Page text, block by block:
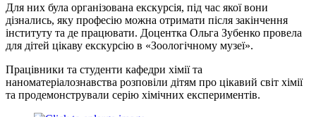
Для них була організована екскурсія, під час якої вони
дізнались, яку професію можна отримати після закінчення
інституту та де працювати. Доцентка Ольга Зубенко провела
для дітей цікаву екскурсію в «Зоологічному музеї».
Працівники та студенти кафедри хімії та
наноматеріалознавства розповіли дітям про цікавий світ хімії
та продемонстрували серію хімічних експериментів.